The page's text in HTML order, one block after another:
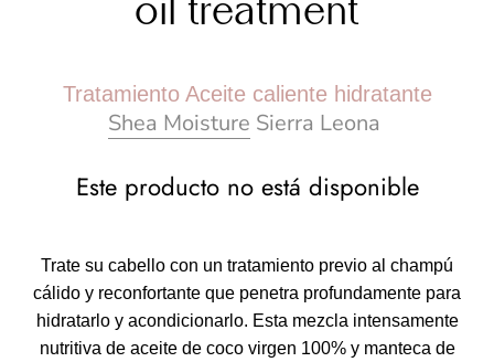
oil treatment
Tratamiento Aceite caliente hidratante
Shea Moisture Sierra Leona
Este producto no está disponible
Trate su cabello con un tratamiento previo al champú
cálido y reconfortante que penetra profundamente para
hidratarlo y acondicionarlo. Esta mezcla intensamente
nutritiva de aceite de coco virgen 100% y manteca de